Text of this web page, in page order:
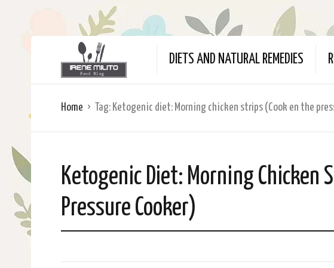
DIETS AND NATURAL REMEDIES
Home Tag: Ketogenic diet: Morning chicken strips (Cook en the
Ketogenic Diet: Morning Chicken
Pressure Cooker)